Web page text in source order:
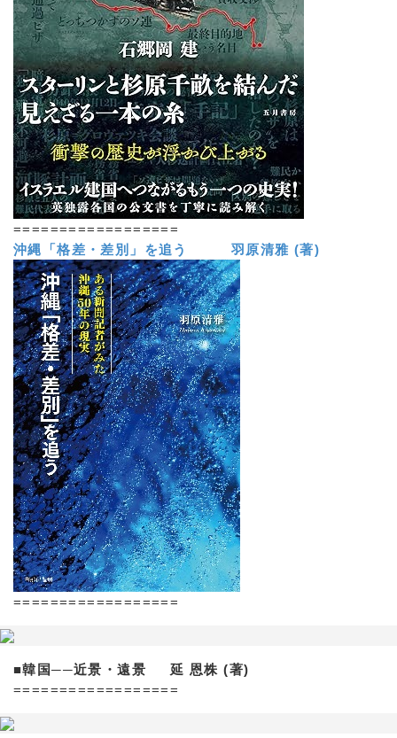
==================
沖縄「格差・差別」を追う 羽原清雅 (著)
==================
■韓国──近景・遠景 延 恩株 (著)
==================